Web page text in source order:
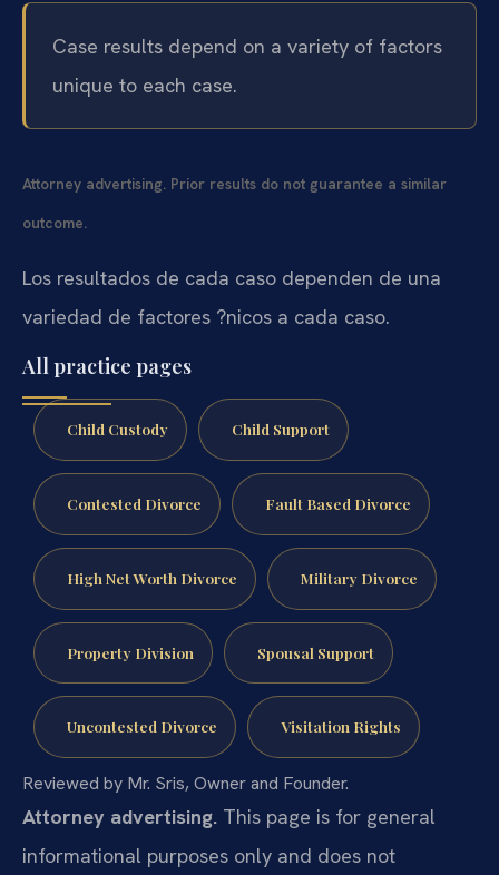
Case results depend on a variety of factors
unique to each case.
Attorney advertising. Prior results do not guarantee a similar
outcome.
Los resultados de cada caso dependen de una
variedad de factores ?nicos a cada caso.
All practice pages
Child Custody Child Support
Contested Divorce Fault Based Divorce
High Net Worth Divorce Military Divorce
Property Division Spousal Support
Uncontested Divorce Visitation Rights
Reviewed by Mr. Sris, Owner and Founder.
Attorney advertising. This page is for general
informational purposes only and does not